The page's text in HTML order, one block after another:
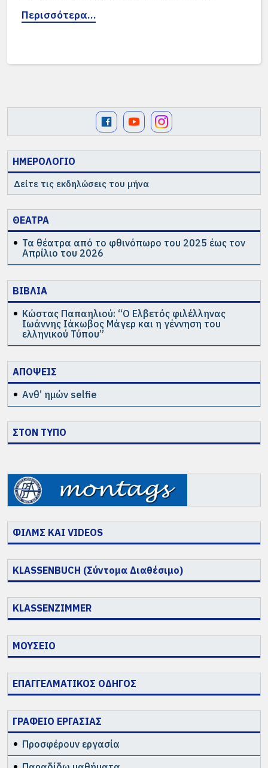
ΗΜΕΡΟΛΟΓΙΟ
Δείτε τις εκδηλώσεις του μήνα
ΘΕΑΤΡΑ
Τα θέατρα από το φθινόπωρο του 2025 έως τον
Απρίλιο του 2026
ΒΙΒΛΙΑ
Κώστας Παπαηλιού: “Ο Ελβετός φιλέλληνας
Ιωάννης Ιάκωβος Μάγερ και η γέννηση του
ελληνικού Τύπου”
ΑΠΟΨΕΙΣ
Ανθ’ ημών selfie
ΣΤΟΝ ΤΥΠΟ
Περισσότερα…
ΦΙΛΜΣ ΚΑΙ VIDEOS
KLASSENBUCH (Σύντομα Διαθέσιμο)
KLASSENZIMMER
ΜΟΥΣΕΙΟ
ΕΠΑΓΓΕΛΜΑΤΙΚΟΣ ΟΔΗΓΟΣ
ΓΡΑΦΕΙΟ ΕΡΓΑΣΙΑΣ
Προσφέρουν εργασία